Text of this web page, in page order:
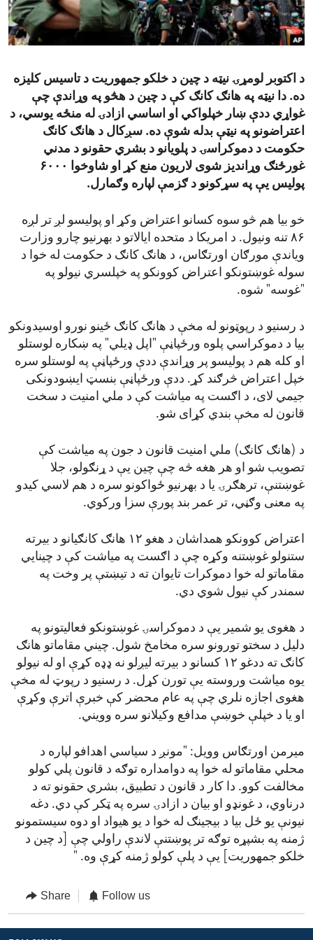
ENVIRONMENT AND HEALTH
IDEALS AND INSTITUTIONS
د اکتوبر لومړۍ نیټه د چین د خلکو جمهوریت د تاسیس کلیزه
ده. دا نیټه په هانګ کانګ کې د چین د هڅو په وړاندې چې
غواړي ددې ښار خپلواکي او اساسي ازادۍ له منځه یوسي، د
اعتراضونو په نیټې بدله شوې ده. سږکال د هانګ کانګ
حکومت د دموکراسۍ د پلویانو د بشري حقونو د مدني
غورځنګ وړاندیز شوی لاریون منع کړ او شاوخوا ۶۰۰۰
پولیس یې په سړکونو د ګزمې لپاره وګمارل.
خو بیا هم څو سوه کسانو اعتراض وکړ او پولیسو لږ تر لږه
۸۶ تنه ونیول. د امریکا د متحده ایالاتو د بهرنیو چارو وزارت
ویاندې مورګان اورتګاس، د هانګ کانګ د حکومت له خوا د
سوله غوښتونکو اعتراض کوونکو په خپلسري نیولو په
"غوسه" شوه.
د رسنیو د رپوټونو له مخې د هانګ کانګ ځینو نورو اوسیدونکو
بیا د دموکراسي پلوه ورځپاڼې "اپل ډیلي" په ښکاره لوستلو
او کله هم د پولیسو پر وړاندې ددې ورځپاڼې په لوستلو سره
خپل اعتراض څرګند کړ. ددې ورځپاڼې بنسټ ایښودونکی
جیمي لای، د اګست په میاشت کې د ملي امنیت د سخت
قانون له مخې بندي کړای شو.
د (هانګ کانګ) ملي امنیت قانون د جون په میاشت کې
تصویب شو او هر هغه څه چې چین یې د ړنګولو، جلا
غوښتنې، ترهګرۍ یا د بهرنیو ځواکونو سره د هم لاسي کیدو
په معنی وګڼي، تر عمر بند پورې سزا ورکوي.
اعتراض کوونکو همداشان د هغو ۱۲ هانګ کانګیانو د بیرته
ستنولو غوښتنه وکړه چې د اګست په میاشت کې د چینایي
مقاماتو له خوا دموکرات تایوان ته د تیښتې پر وخت په
سمندر کې نیول شوي دي.
د هغوی یو شمیر یې د دموکراسۍ غوښتونکو فعالیتونو په
دلیل د سختو تورونو سره مخامخ شول. چیني مقاماتو هانګ
کانګ ته ددغو ۱۲ کسانو د بیرته لیږلو نه ډډه کړې او له نیولو
یوه میاشت وروسته یې تورن کړل. د رسنیو د رپوټ له مخې
هغوی اجازه نلري چې په عام محضر کې خبرې اترې وکړې
او یا د خپلې خوښې مدافع وکیلانو سره وویني.
میرمن اورتګاس وویل: "مونږ د سیاسي اهدافو لپاره د
محلي مقاماتو له خوا په دوامداره توګه د قانون پلي کولو
مخالفت کوو. دا کار د قانون د تطبیق، بشري حقونو ته د
درناوي، د غونډو او بیان د ازادۍ سره په ټکر کې دي. دغه
نیونې یو ځل بیا د بیجینګ له خوا د یو هیواد او دوه سیستمونو
ژمنه په بشپړه توګه تر پوښتنې لاندې راولي چې [د چین د
خلکو جمهوریت] یې د پلې کولو ژمنه کړې وه. "
Share Follow us